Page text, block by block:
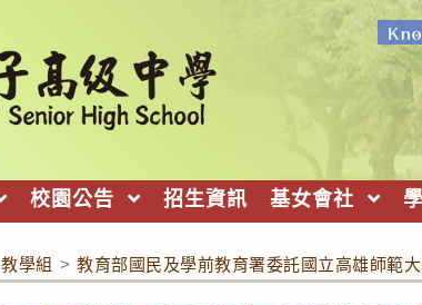
校園公告 招生資訊 基女會社
教學組 > 教育部國民及學前教育署委託國立高雄師範